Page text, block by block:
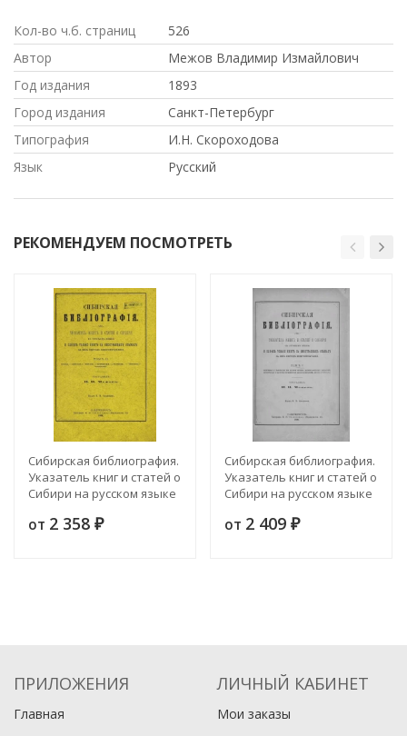
Кол-во ч.б. страниц
526
Автор
Межов Владимир Измайлович
Год издания
1893
Город издания
Санкт-Петербург
Типография
И.Н. Скороходова
Язык
Русский
РЕКОМЕНДУЕМ ПОСМОТРЕТЬ
Сибирская библиография.
Указатель книг и статей о
Сибири на русском языке
иностранных языках за
от 2 358 ₽
Сибирская библиография.
Указатель книг и статей о
Сибири на русском языке
иностранных языках за
от 2 409 ₽
ПРИЛОЖЕНИЯ
Главная
ЛИЧНЫЙ КАБИНЕТ
Мои заказы